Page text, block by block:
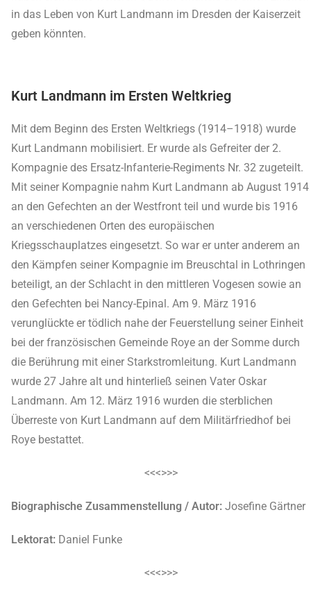
in das Leben von Kurt Landmann im Dresden der Kaiserzeit
geben könnten.
Kurt Landmann im Ersten Weltkrieg
Mit dem Beginn des Ersten Weltkriegs (1914–1918) wurde
Kurt Landmann mobilisiert. Er wurde als Gefreiter der 2.
Kompagnie des Ersatz-Infanterie-Regiments Nr. 32 zugeteilt.
Mit seiner Kompagnie nahm Kurt Landmann ab August 1914
an den Gefechten an der Westfront teil und wurde bis 1916
an verschiedenen Orten des europäischen
Kriegsschauplatzes eingesetzt. So war er unter anderem an
den Kämpfen seiner Kompagnie im Breuschtal in Lothringen
beteiligt, an der Schlacht in den mittleren Vogesen sowie an
den Gefechten bei Nancy-Epinal. Am 9. März 1916
verunglückte er tödlich nahe der Feuerstellung seiner Einheit
bei der französischen Gemeinde Roye an der Somme durch
die Berührung mit einer Starkstromleitung. Kurt Landmann
wurde 27 Jahre alt und hinterließ seinen Vater Oskar
Landmann. Am 12. März 1916 wurden die sterblichen
Überreste von Kurt Landmann auf dem Militärfriedhof bei
Roye bestattet.
<<<>>>
Biographische Zusammenstellung / Autor: Josefine Gärtner
Lektorat: Daniel Funke
<<<>>>